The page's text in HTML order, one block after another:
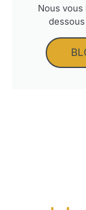
Nous